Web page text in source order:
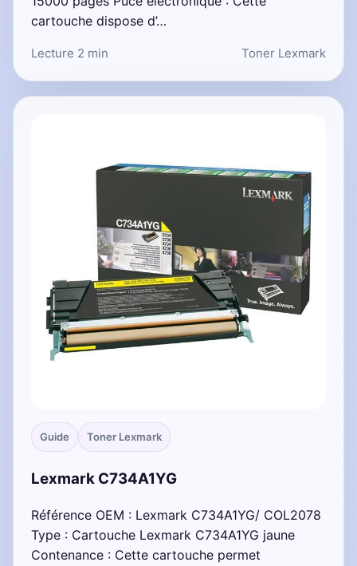
cartouche dispose d’…
Lecture 2 min Toner Lexmark
Guide Toner Lexmark
Lexmark C734A1YG
Référence OEM : Lexmark C734A1YG/ COL2078
Type : Cartouche Lexmark C734A1YG jaune
Contenance : Cette cartouche permet